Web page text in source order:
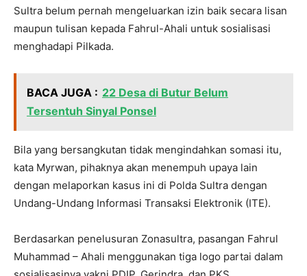
Sultra belum pernah mengeluarkan izin baik secara lisan
maupun tulisan kepada Fahrul-Ahali untuk sosialisasi
menghadapi Pilkada.
BACA JUGA : 22 Desa di Butur Belum
Tersentuh Sinyal Ponsel
Bila yang bersangkutan tidak mengindahkan somasi itu,
kata Myrwan, pihaknya akan menempuh upaya lain
dengan melaporkan kasus ini di Polda Sultra dengan
Undang-Undang Informasi Transaksi Elektronik (ITE).
Berdasarkan penelusuran Zonasultra, pasangan Fahrul
Muhammad – Ahali menggunakan tiga logo partai dalam